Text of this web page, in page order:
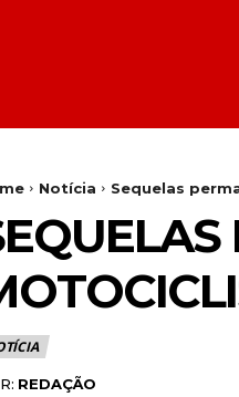
Notícia Sequelas
REDAÇÃO